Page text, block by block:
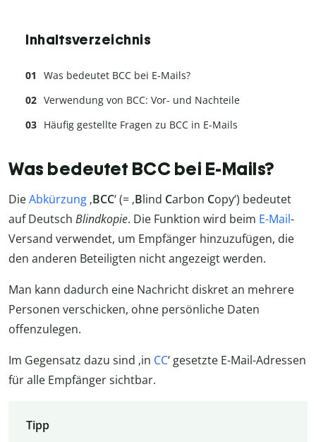
Inhaltsverzeichnis
Was bedeutet BCC bei E-Mails?
Verwendung von BCC: Vor- und Nachteile
Häufig gestellte Fragen zu BCC in E-Mails
Was bedeutet BCC bei E-Mails?
DieAbkürzung ‚BCC‘ (= ‚Blind Carbon Copy‘) bedeutet
auf Deutsch Blindkopie. Die Funktion wird beim E-Mail-
Versand verwendet, um Empfänger hinzuzufügen, die
den anderen Beteiligten nicht angezeigt werden.
Man kann dadurch eine Nachricht diskret an mehrere
Personen verschicken, ohne persönliche Daten
offenzulegen.
Im Gegensatz dazu sind ‚in CC‘ gesetzte E-Mail-Adressen
für alle Empfänger sichtbar.
Tipp